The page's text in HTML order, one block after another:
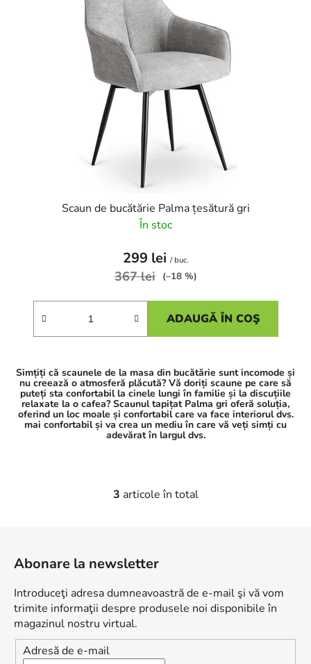
Scaun de bucătărie Palma țesătură gri
În stoc
299 lei / buc.
367 lei (–18 %)
ADAUGĂ ÎN COŞ
Simțiți că scaunele de la masa din bucătărie sunt incomode și
nu creează o atmosferă plăcută? Vă doriți scaune pe care să
puteți sta confortabil la cinele lungi în familie și la discuțiile
relaxate la o cafea? Scaunul tapițat Palma gri oferă soluția,
oferind un loc moale și confortabil care va face interiorul dvs.
mai confortabil și va crea un mediu în care vă veți simți cu
adevărat în largul dvs.
C
r
l
u
l
i
3 articole în total
Abonare la newsletter
Introduceţi adresa dumneavoastră de e-mail şi vă vom
trimite informaţii despre produsele noi disponibile în
magazinul nostru virtual.
Adresă de e-mail